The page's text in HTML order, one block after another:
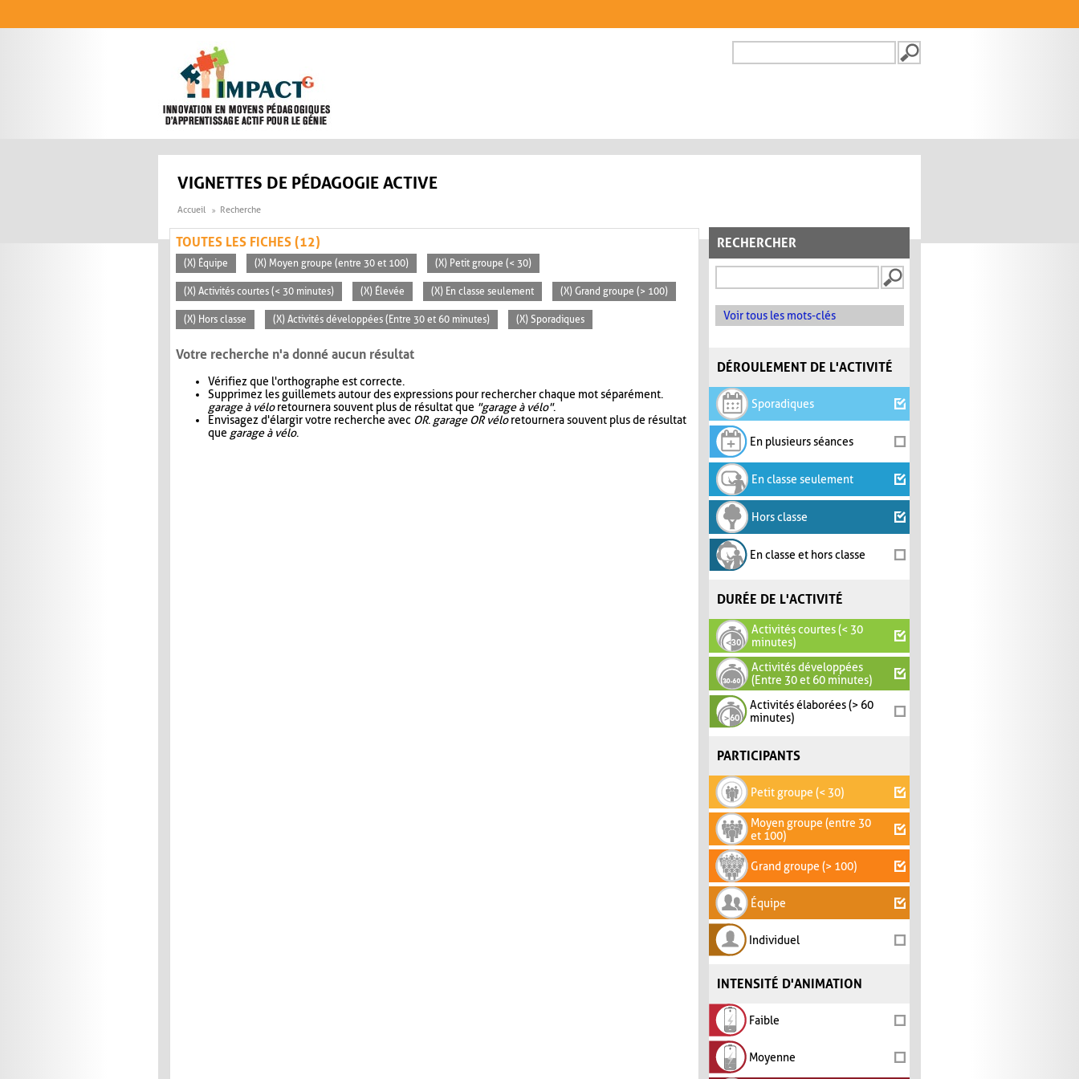
FORMULAIRE DE
VIGNETTES DE PÉDAGOGIE ACTIVE
Accueil Recherche
RECHERCHER
Voir tous les mots-clés
DÉROULEMENT DE L'ACTIVITÉ
Sporadiques
En plusieurs séances
En classe seulement
Hors classe
En classe et hors classe
DURÉE DE L'ACTIVITÉ
Activités courtes (< 30
minutes)
Activités développées
(Entre 30 et 60 minutes)
Activités élaborées (> 60
minutes)
PARTICIPANTS
Petit groupe (< 30)
Moyen groupe (entre 30
et 100)
Grand groupe (> 100)
Équipe
Individuel
INTENSITÉ D'ANIMATION
Faible
Moyenne
TOUTES LES FICHES (12)
(X) Équipe (X) Moyen groupe (entre 30 et 100) (X) Petit groupe (< 30)
(X) Activités courtes (< 30 minutes) (X) Élevée (X) En classe seulement (X) Grand groupe (> 100)
(X) Hors classe (X) Activités développées (Entre 30 et 60 minutes) (X) Sporadiques
Votre recherche n'a donné aucun résultat
Vérifiez que l'orthographe est correcte.
Supprimez les guillemets autour des expressions pour rechercher chaque mot séparément.
garage à véloretournera souvent plus de résultat que "garage à vélo".
Envisagez d'élargir votre recherche avec OR. garage OR véloretournera souvent plus de résultat
que garage à vélo.